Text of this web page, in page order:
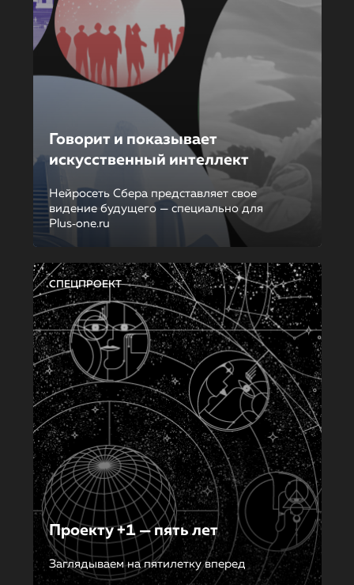
Говорит и показывает
искусственный интеллект
Нейросеть Сбера представляет свое
видение будущего — специально для
Plus‑one.ru
СПЕЦПРОЕКТ
Проекту +1 — пять лет
Заглядываем на пятилетку вперед